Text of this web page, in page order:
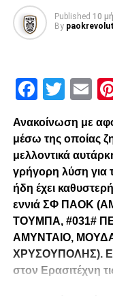
Published 10
By
Ανακοίνωση με
μέσω της οποίας
μελλοντικά
γρήγορη λύση για
ήδη έχει
εννιά ΣΦ ΠΑΟΚ
ΤΟΥΜΠΑ, #031#
ΑΜΥΝΤΑΙΟ,
ΧΡΥΣΟΥΠΟΛΗΣ).
στον Ερασιτέχνη